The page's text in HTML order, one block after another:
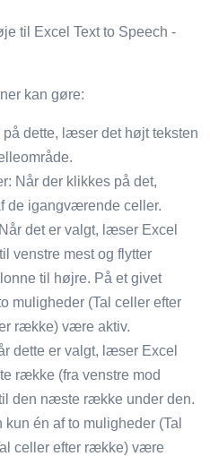
til Excel Text to Speech -
kan gøre:
dette, læser det højt teksten
Når der klikkes på det,
​​de igangværende celler.
det er valgt, læser Excel
venstre mest og flytter
til højre. På et givet
muligheder (Tal celler efter
række) være aktiv.
dette er valgt, læser Excel
række (fra venstre mod
den næste række under den.
én af to muligheder (Tal
celler efter række) være